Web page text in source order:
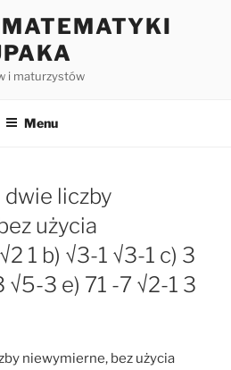
i maturzystów
Menu
dwie liczby
użycia
1 b) √3-1 √3-1 c) 3
√5-3 e) 71 -7 √2-1 3
niewymierne, bez użycia